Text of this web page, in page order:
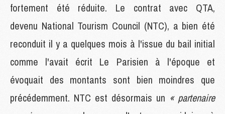
fortement été réduite. Le contrat avec QTA,
devenu National Tourism Council (NTC), a bien été
reconduit il y a quelques mois à l'issue du bail initial
comme l'avait écrit Le Parisien à l'époque et
évoquait des montants sont bien moindres que
précédemment. NTC est désormais un « partenaire